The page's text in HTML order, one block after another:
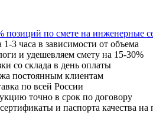
позиций по смете на инженерные
1-3 часа в зависимости от объема
и удешевляем смету на 15-30%
со склада в день оплаты
постоянным клиентам
по всей России
точно в срок по договору
и паспорта качества